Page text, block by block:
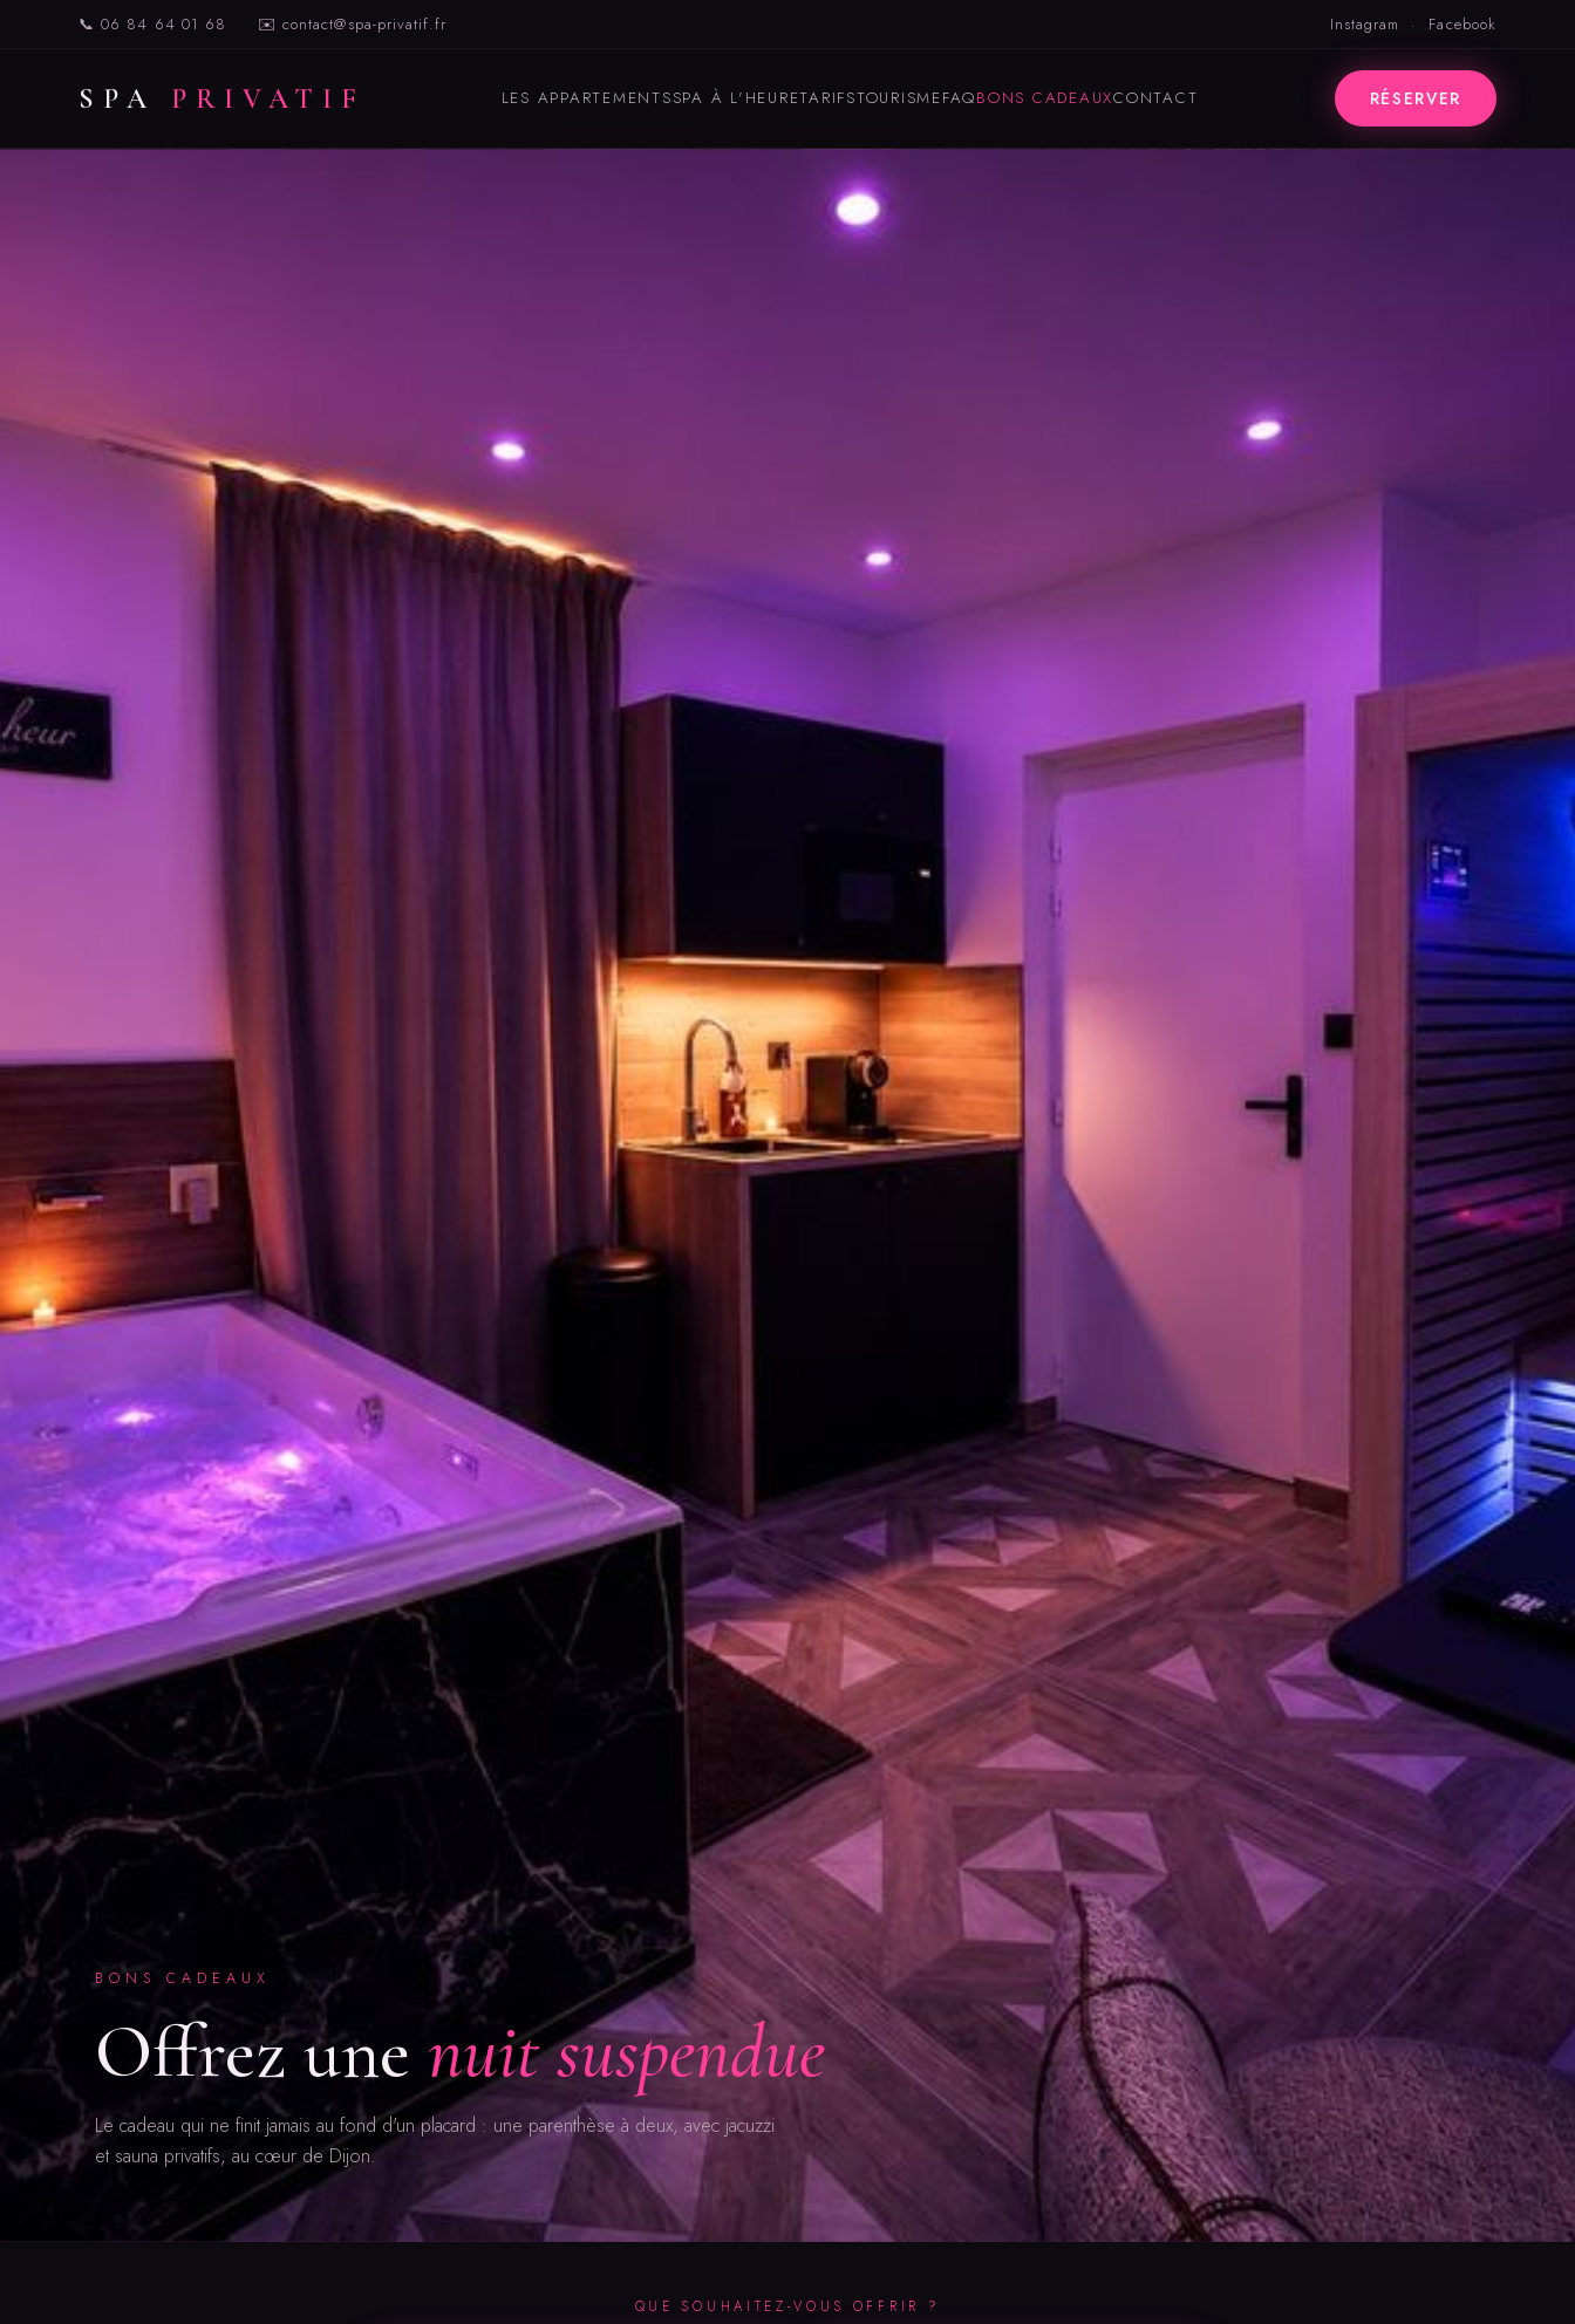
📞 06 84 64 01 68 ✉️ contact@spa-privatif.fr Instagram · Facebook
SPA PRIVATIF LES APPARTEMENTSSPA À L'HEURETARIFSTOURISMEFAQBONS CADEAUXCONTACT RÉSERVER
BONS CADEAUX
Offrez une nuit suspendue
Le cadeau qui ne finit jamais au fond d'un placard : une parenthèse à deux, avec jacuzzi
et sauna privatifs, au cœur de Dijon.
QUE SOUHAITEZ-VOUS OFFRIR ?